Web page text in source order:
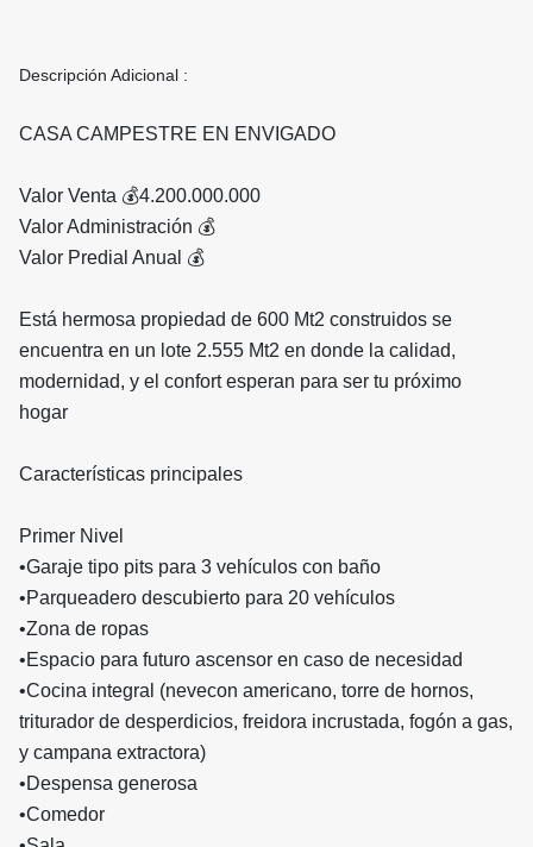
Descripción Adicional :
CASA CAMPESTRE EN ENVIGADO
Valor Venta 💰4.200.000.000
Valor Administración 💰
Valor Predial Anual 💰
Está hermosa propiedad de 600 Mt2 construidos se
encuentra en un lote 2.555 Mt2 en donde la calidad,
modernidad, y el confort esperan para ser tu próximo
hogar
Características principales
Primer Nivel
•Garaje tipo pits para 3 vehículos con baño
•Parqueadero descubierto para 20 vehículos
•Zona de ropas
•Espacio para futuro ascensor en caso de necesidad
•Cocina integral (nevecon americano, torre de hornos,
triturador de desperdicios, freidora incrustada, fogón a gas,
y campana extractora)
•Despensa generosa
•Comedor